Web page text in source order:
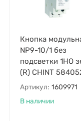
Кнопка
NP9-10/1 без
подсветки 1НО
(R) CHINT
Артикул: 1609971
В наличии